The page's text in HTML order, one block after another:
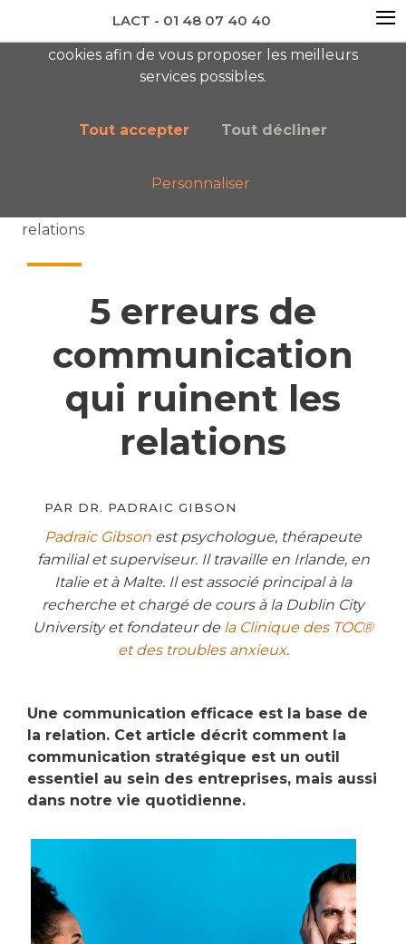
newsletter AC
Nos publications
relations
5 erreurs de
communication
qui ruinent les
relations
PAR DR. PADRAIC GIBSON
Padraic Gibson est psychologue, thérapeute
familial et superviseur. Il travaille en Irlande, en
Italie et à Malte. Il est associé principal à la
recherche et chargé de cours à la Dublin City
University et fondateur de la Clinique des TOC®
et des troubles anxieux.
Une communication efficace est la base de
la relation. Cet article décrit comment la
communication stratégique est un outil
essentiel au sein des entreprises, mais aussi
dans notre vie quotidienne.
cookies afin de vous proposer les meilleurs
services possibles.
Tout accepter Tout décliner
Personnaliser
LACT - 01 48 07 40 40 ≡